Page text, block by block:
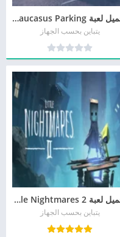
تحميل لعبة Caucasus Parking مهكرة من ميديا فاير
يتباين بحسب الجهاز
تحميل لعبة Little Nightmares 2 برابط مباشر
يتباين بحسب الجهاز